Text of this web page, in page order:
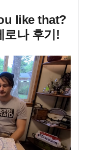
like that?
로나 후기!